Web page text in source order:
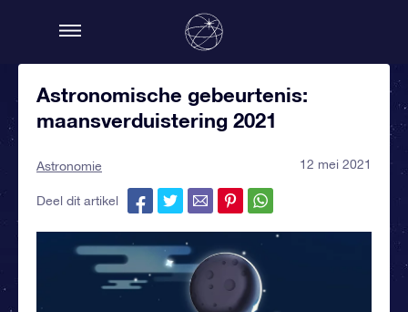
Astronomische gebeurtenis:
maansverduistering 2021
Astronomie 12 mei 2021
Deel dit artikel